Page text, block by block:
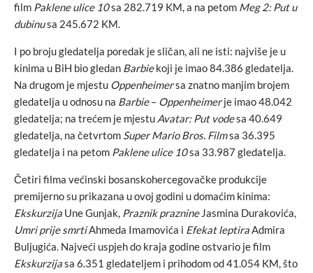
film Paklene ulice 10sa 282.719 KM, a na petom Meg 2: Put u
dubinusa 245.672 KM.
I po broju gledatelja poredak je sličan, ali ne isti: najviše je u
kinima u BiH bio gledan Barbiekoji je imao 84.386 gledatelja.
Na drugom je mjestu Oppenheimersa znatno manjim brojem
gledatelja u odnosu na Barbie– Oppenheimerje imao 48.042
gledatelja; na trećem je mjestu Avatar: Put vodesa 40.649
gledatelja, na četvrtom Super Mario Bros. Filmsa 36.395
gledatelja i na petom Paklene ulice 10sa 33.987 gledatelja.
Četiri filma većinski bosanskohercegovačke produkcije
premijerno su prikazana u ovoj godini u domaćim kinima:
Ekskurzija Une Gunjak, Praznik praznineJasmina Durakovića,
Umri prije smrtiAhmeda Imamovića i Efekat leptiraAdmira
Buljugića. Najveći uspjeh do kraja godine ostvario je film
Ekskurzijasa 6.351 gledateljem i prihodom od 41.054 KM, što